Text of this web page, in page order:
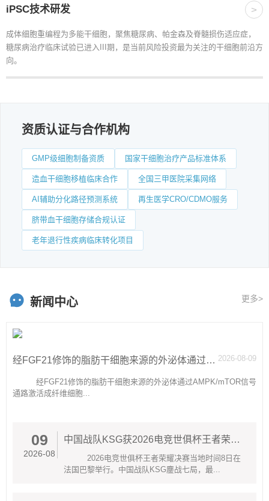
iPSC技术研发 >
成体细胞重编程为多能干细胞，聚焦糖尿病、帕金森及脊髓损伤适应症，
糖尿病治疗临床试验已进入III期，是当前风险投资最为关注的干细胞前沿方
向。
资质认证与合作机构
GMP级细胞制备资质 国家干细胞治疗产品标准体系
造血干细胞移植临床合作 全国三甲医院采集网络
AI辅助分化路径预测系统 再生医学CRO/CDMO服务
脐带血干细胞存储合规认证
老年退行性疾病临床转化项目
新闻中心 更多>
2026-08-09
经FGF21修饰的脂肪干细胞来源的外泌体通过AMPKmTOR信号通路激活成纤维细胞的糖酵解作用从而促进伤口愈合
经FGF21修饰的脂肪干细胞来源的外泌体通过AMPK/mTOR信号
通路激活成纤维细胞...
09
2026-08
中国战队KSG获2026电竞世俱杯王者荣耀项目冠军
2026电竞世俱杯王者荣耀决赛当地时间8日在
法国巴黎举行。中国战队KSG鏖战七局，最...